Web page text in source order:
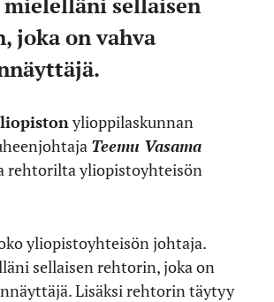
joka on vahva
ylioppilaskunnan
Teemu Vasama
rehtorilta yliopistoyhteisön
yliopistoyhteisön johtaja.
sellaisen rehtorin, joka on
Lisäksi rehtorin täytyy